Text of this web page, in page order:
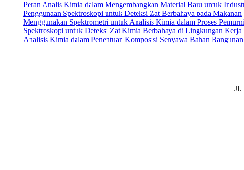
Peran Analis Kimia dalam Mengembangkan Material Baru untuk
Penggunaan Spektroskopi untuk Deteksi Zat Berbahaya pada Makanan
Menggunakan Spektrometri untuk Analisis Kimia dalam Proses
Spektroskopi untuk Deteksi Zat Kimia Berbahaya di Lingkungan Kerja
Analisis Kimia dalam Penentuan Komposisi Senyawa Bahan Bangunan
Jl.